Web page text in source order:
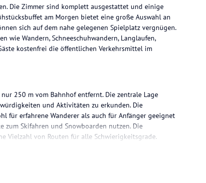
Die Zimmer sind komplett ausgestattet und einige
am Morgen bietet eine große Auswahl an
sich auf dem nahe gelegenen Spielplatz vergnügen.
Wandern, Schneeschuhwandern, Langlaufen,
kostenfrei die öffentlichen Verkehrsmittel im
250 m vom Bahnhof entfernt. Die zentrale Lage
und Aktivitäten zu erkunden. Die
für erfahrene Wanderer als auch für Anfänger geeignet
zum Skifahren und Snowboarden nutzen. Die
Vielzahl von Routen für alle Schwierigkeitsgrade.